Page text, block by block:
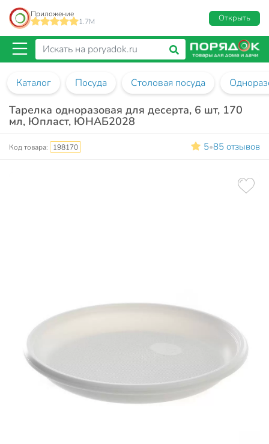
Приложение
1.7M
Открыть
Каталог Посуда Столовая посуда
Тарелка одноразовая для десерта, 6 шт, 170
мл, Юпласт, ЮНАБ2028
Код товара: 198170 5•85 отзывов